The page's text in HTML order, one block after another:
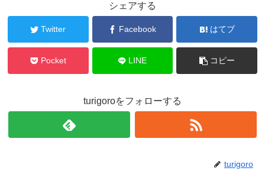
シェアする
Twitter Facebook はてブ
Pocket LINE コピー
turigoroをフォローする
turigoro